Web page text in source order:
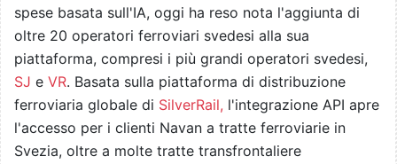
spese basata sull'IA, oggi ha reso nota l'aggiunta di
oltre 20 operatori ferroviari svedesi alla sua
piattaforma, compresi i più grandi operatori svedesi,
SJ e VR. Basata sulla piattaforma di distribuzione
ferroviaria globale di SilverRail, l'integrazione API apre
l'accesso per i clienti Navan a tratte ferroviarie in
Svezia, oltre a molte tratte transfrontaliere